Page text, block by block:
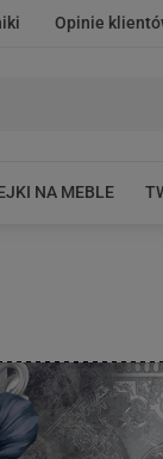
Opinie
NA MEBLE